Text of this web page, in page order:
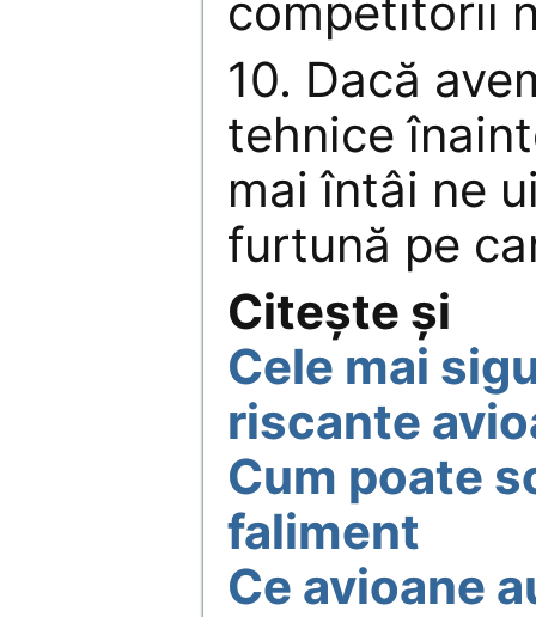
competitorii
10. Dacă
tehnice
mai întâi ne
furtună pe
Citește și
Cele mai
riscante
Cum poate
faliment
Ce avioane